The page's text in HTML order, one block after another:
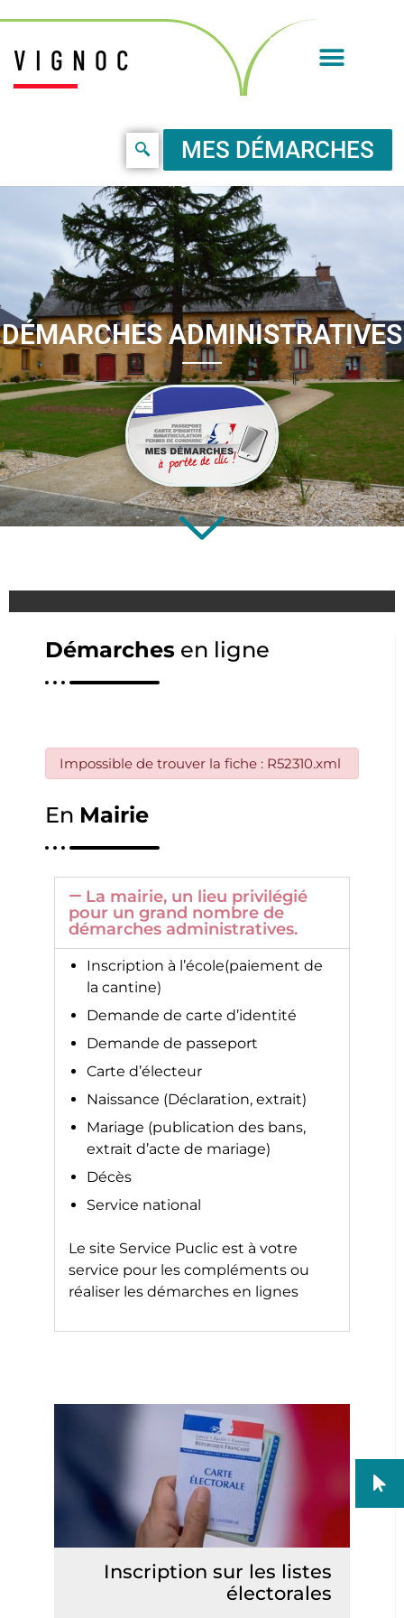
VIGNOC
MES DÉMARCHES
DÉMARCHES ADMINISTRATIVES
Démarches en ligne
Impossible de trouver la fiche : R52310.xml
En Mairie
La mairie, un lieu privilégié
pour un grand nombre de
démarches administratives.
Inscription à l’école(paiement de
la cantine)
Demande de carte d’identité
Demande de passeport
Carte d’électeur
Naissance (Déclaration, extrait)
Mariage (publication des bans,
extrait d’acte de mariage)
Décès
Service national
Le site Service Puclic est à votre
service pour les compléments ou
réaliser les démarches en lignes
Inscription sur les listes
électorales